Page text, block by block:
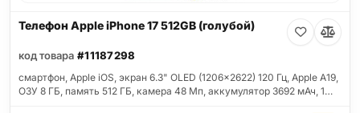
Телефон Apple iPhone 17 512GB (голубой)
код товара #11187298
смартфон, Apple iOS, экран 6.3" OLED (1206x2622) 120 Гц, Apple A19,
ОЗУ 8 ГБ, память 512 ГБ, камера 48 Мп, аккумулятор 3692 мАч, 1…